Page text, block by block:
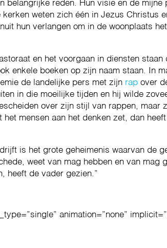
belangrijke reden. Hun visie en de mijne
weten zich één in Jezus Christus
hun verlangen om in de woonplaats het
en het voorgaan in diensten staan
enkele boeken op zijn naam staan. In
de landelijke pers met zijn rap over
in die moeilijke tijden en hij wilde
over zijn stijl van rappen, maar
mensen aan het denken zet, dan
is het grote geheimenis waarvan de
weet van mag hebben en van mag
heeft de vader gezien.”
animation=”none”